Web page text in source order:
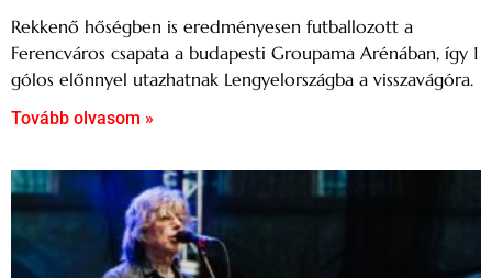
Rekkenő hőségben is eredményesen futballozott a
Ferencváros csapata a budapesti Groupama Arénában, így 1
gólos előnnyel utazhatnak Lengyelországba a visszavágóra.
Tovább olvasom »